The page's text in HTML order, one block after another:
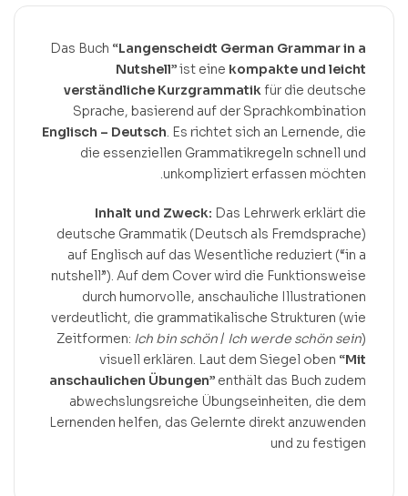
Das Buch “Langenscheidt German Grammar in a
Nutshell”ist eine kompakte und leicht
verständliche Kurzgrammatikfür die deutsche
Sprache, basierend auf der Sprachkombination
Englisch – Deutsch. Es richtet sich an Lernende, die
die essenziellen Grammatikregeln schnell und
unkompliziert erfassen möchten.
Inhalt und Zweck: Das Lehrwerk erklärt die
deutsche Grammatik (Deutsch als Fremdsprache)
auf Englisch auf das Wesentliche reduziert (“in a
nutshell”). Auf dem Cover wird die Funktionsweise
durch humorvolle, anschauliche Illustrationen
verdeutlicht, die grammatikalische Strukturen (wie
Zeitformen: Ich bin schön/ Ich werde schön sein)
visuell erklären. Laut dem Siegel oben “Mit
anschaulichen Übungen” enthält das Buch zudem
abwechslungsreiche Übungseinheiten, die dem
Lernenden helfen, das Gelernte direkt anzuwenden
und zu festigen